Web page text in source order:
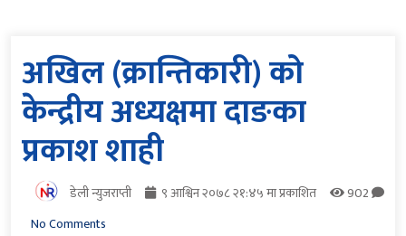
अखिल (क्रान्तिकारी) को
केन्द्रीय अध्यक्षमा दाङका
प्रकाश शाही
डेली न्युजराप्ती ९ आश्विन २०७८ २१:४५ मा प्रकाशित
902
No Comments